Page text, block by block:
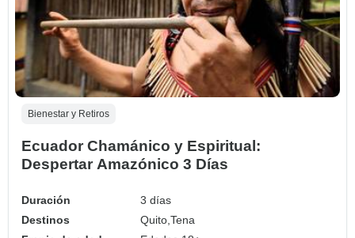
Bienestar y Retiros
Ecuador Chamánico y Espiritual:
Despertar Amazónico 3 Días
Duración
3 días
Destinos
Quito,Tena